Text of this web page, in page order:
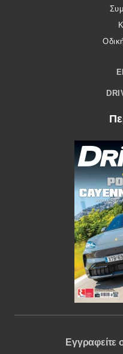
Εγγραφείτε